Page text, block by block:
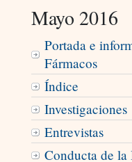
Mayo 2016
Portada e
Fármacos
Índice
Investigaciones
Entrevistas
Conducta de la